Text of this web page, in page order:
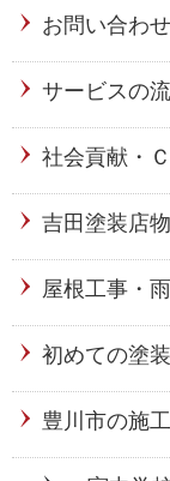
お問い合わせ
サービスの
社会貢献・
吉田塗装店
屋根工事・
初めての塗
豊川市の施